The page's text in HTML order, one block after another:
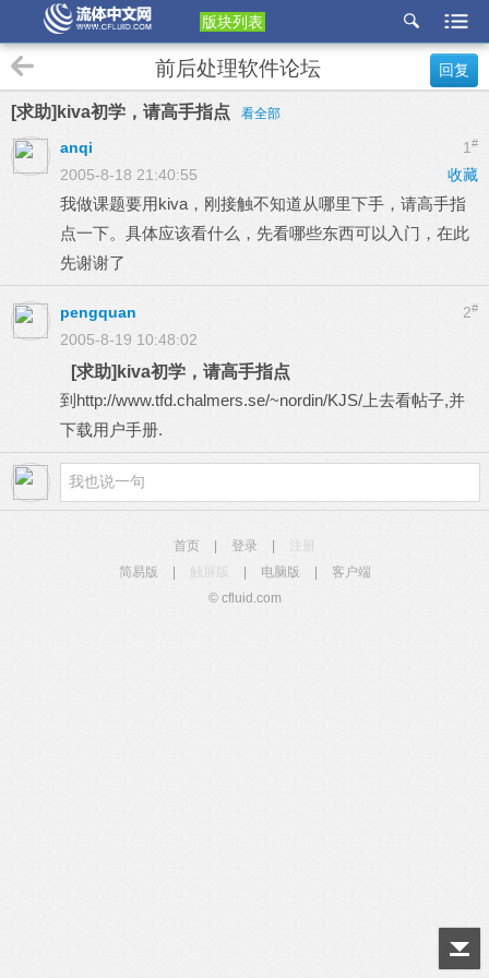
版块列表
etu
p
回复
前后处理软件论坛
[求助]kiva初学，请高手指点 看全部
1 #
anqi
收藏
2005-8-18 21:40:55
我做课题要用kiva，刚接触不知道从哪里下手，请高手指
点一下。具体应该看什么，先看哪些东西可以入门，在此
先谢谢了
2#
pengquan
2005-8-19 10:48:02
[求助]kiva初学，请高手指点
到http://www.tfd.chalmers.se/~nordin/KJS/上去看帖子,并
下载用户手册.
首页 登录
注册
简易版
触屏版 电脑版
客户端
© cfluid.com